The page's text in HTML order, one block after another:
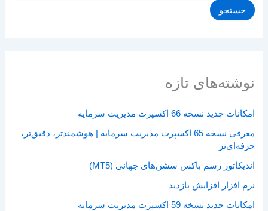
جستجو
نوشته‌های تازه
امکانات جدید نسخه 66 اکسپرت مدیریت سرمایه
معرفی نسخه 65 اکسپرت مدیریت سرمایه | هوشمندتر، دقیق‌تر،
حرفه‌ای‌تر
اندیکاتور رسم باکس سشن‌های جهانی (MT5)
نرم افزار افزایش بازدید
امکانات جدید نسخه 59 اکسپرت مدیریت سرمایه